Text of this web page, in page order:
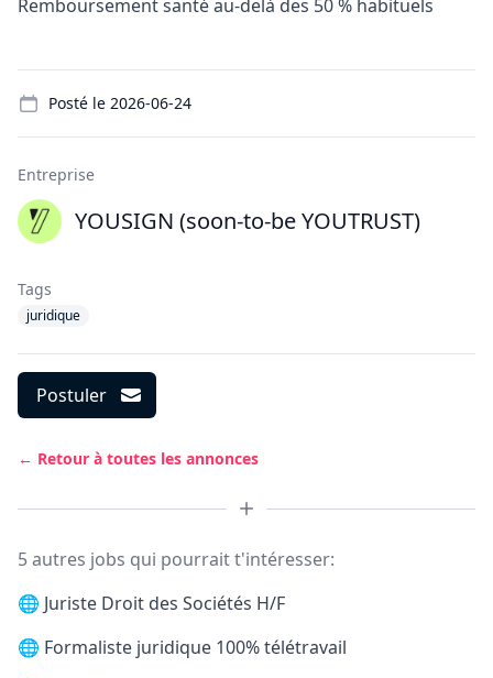
Remboursement santé au-delà des 50 % habituels
Posté le 2026-06-24
Entreprise
YOUSIGN (soon-to-be YOUTRUST)
Tags
juridique
Postuler
← Retour à toutes les annonces
5 autres jobs qui pourrait t'intéresser:
🌐 Juriste Droit des Sociétés H/F
🌐 Formaliste juridique 100% télétravail